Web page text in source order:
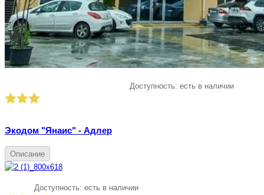
Доступность: есть в наличии
Экодом "Янаис" - Адлер
Описание
Доступность: есть в наличии